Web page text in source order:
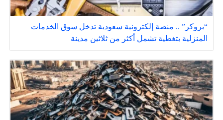
“بروكر” .. منصة إلكترونية سعودية تدخل سوق الخدمات
المنزلية بتغطية تشمل أكثر من ثلاثين مدينة